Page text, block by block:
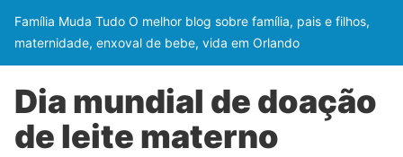
Família Muda Tudo O melhor blog sobre família, pais e filhos,
maternidade, enxoval de bebe, vida em Orlando
Dia mundial de doação
de leite materno